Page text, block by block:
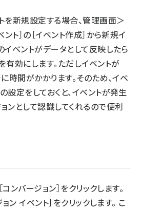
を新規設定する場合、管理画面＞
ント］の［イベント作成］から新規イ
イベントがデータとして反映したら
有効にします。ただしイベントが
時間がかかります。そのため、イベ
設定をしておくと、イベントが発生
ンとして認識してくれるので便利
コンバージョン］をクリックします。
ン イベント］をクリックします。 こ